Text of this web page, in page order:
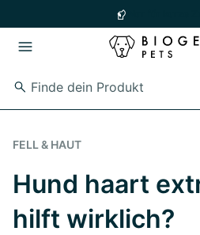
Zum Hauptinhalt springen
Zur Hauptnavigation springen
FELL & HAUT
Hund haart
hilft wirklich?